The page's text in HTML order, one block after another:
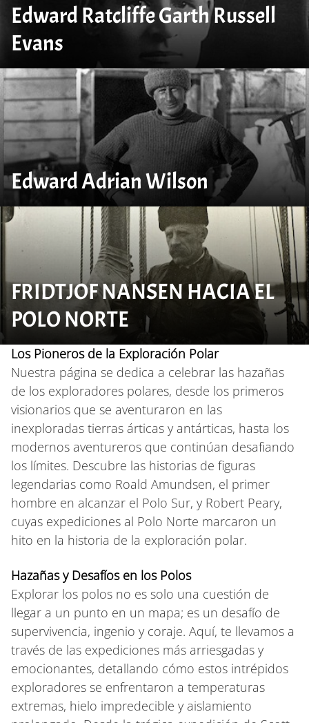
Edward Ratcliffe Garth Russell
Evans
Edward Adrian Wilson
FRIDTJOF NANSEN HACIA EL
POLO NORTE
Los Pioneros de la Exploración Polar
Nuestra página se dedica a celebrar las hazañas
de los exploradores polares, desde los primeros
visionarios que se aventuraron en las
inexploradas tierras árticas y antárticas, hasta los
modernos aventureros que continúan desafiando
los límites. Descubre las historias de figuras
legendarias como Roald Amundsen, el primer
hombre en alcanzar el Polo Sur, y Robert Peary,
cuyas expediciones al Polo Norte marcaron un
hito en la historia de la exploración polar.
Hazañas y Desafíos en los Polos
Explorar los polos no es solo una cuestión de
llegar a un punto en un mapa; es un desafío de
supervivencia, ingenio y coraje. Aquí, te llevamos a
través de las expediciones más arriesgadas y
emocionantes, detallando cómo estos intrépidos
exploradores se enfrentaron a temperaturas
extremas, hielo impredecible y aislamiento